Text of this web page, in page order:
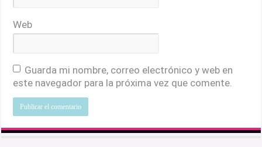
Web
Guarda mi nombre, correo electrónico y web en
este navegador para la próxima vez que comente.